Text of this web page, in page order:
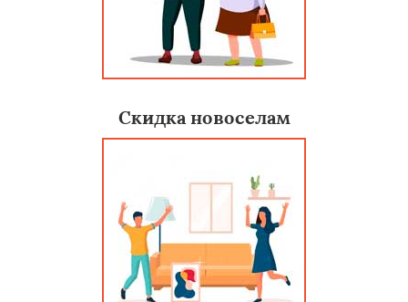
Скидка новоселам